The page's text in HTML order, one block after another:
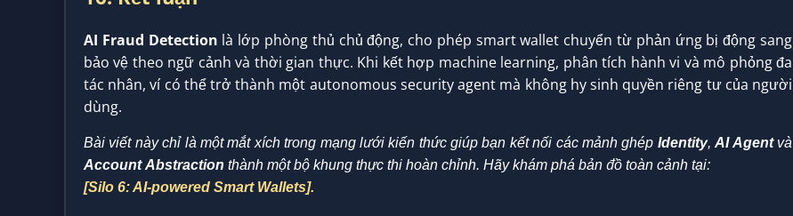
AI Fraud Detection là lớp phòng thủ chủ động, cho phép smart wallet chuyển từ phản ứng bị động sang
bảo vệ theo ngữ cảnh và thời gian thực. Khi kết hợp machine learning, phân tích hành vi và mô phỏng đa
tác nhân, ví có thể trở thành một autonomous security agent mà không hy sinh quyền riêng tư của người
dùng.
Bài viết này chỉ là một mắt xích trong mạng lưới kiến thức giúp bạn kết nối các mảnh ghép Identity,AI Agentvà
Account Abstraction thành một bộ khung thực thi hoàn chỉnh. Hãy khám phá bản đồ toàn cảnh tại:
[Silo 6: AI-powered Smart Wallets].